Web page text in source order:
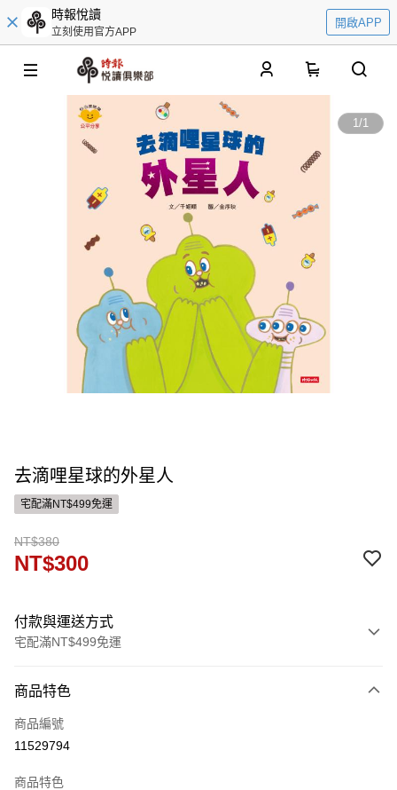
時報悅讀
立刻使用官方APP
開啟APP
1/1
去滴哩星球的外星人
宅配滿NT$499免運
NT$380
NT$300
付款與運送方式
宅配滿NT$499免運
信用卡一次付款
運送方式
宅配
商品特色
商品編號
11529794
商品特色